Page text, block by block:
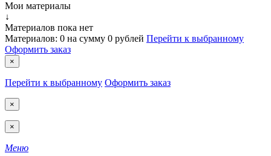
Мои материалы
↓
Материалов пока нет
Материалов: 0 на сумму 0 рублей Перейти к выбранному
Оформить заказ
×
Перейти к выбранному Оформить заказ
×
×
Меню